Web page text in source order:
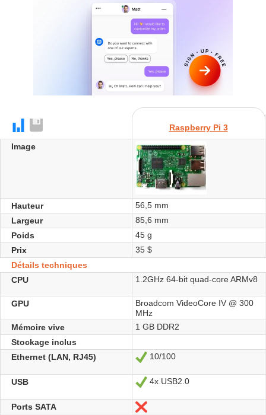
Raspberry Pi 3
Image
Hauteur
56,5 mm
Largeur
85,6 mm
Poids
45 g
Prix
35 $
Détails techniques
CPU
1.2GHz 64-bit quad-core ARMv8
GPU
Broadcom VideoCore IV @ 300
MHz
Mémoire vive
1 GB DDR2
Stockage inclus
Ethernet (LAN, RJ45)
Oui
10/100
USB Oui
4x USB2.0
Ports SATA
Non